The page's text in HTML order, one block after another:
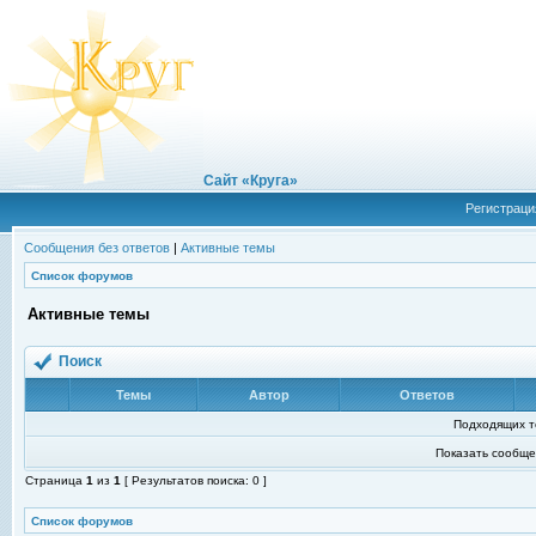
Сайт «Круга»
Сообщения без ответов | Активные темы
Список форумов
Активные темы
Поиск
Темы Автор Ответов
Подходящих
Показать
Страница 1 из 1 [ Результатов поиска: 0 ]
Список форумов